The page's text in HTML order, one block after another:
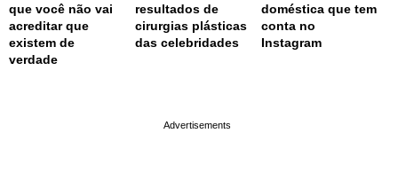
que você não vai
acreditar que
existem de
verdade
resultados de
cirurgias plásticas
das celebridades
doméstica que tem
conta no
Instagram